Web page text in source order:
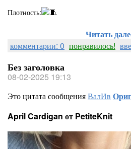
Плотность:
Читать
комментарии: 0 понравилось!
Без заголовка
08-02-2025 19:13
Это цитата сообщенияВалИв
April Cardigan от PetiteKnit